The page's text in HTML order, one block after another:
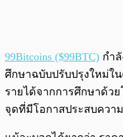
99Bitcoins ($99BTC) กำ
ศึกษาฉบับปรับปรุงใหม่ใ
รายได้จากการศึกษาด้วย
จุดที่มีโอกาสประสบความ